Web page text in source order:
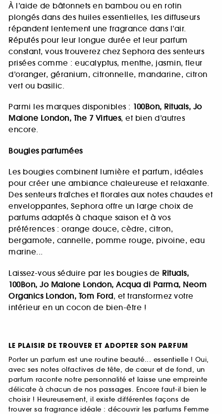
À l’aide de bâtonnets en bambou ou en rotin
plongés dans des huiles essentielles, les diffuseurs
répandent lentement une fragrance dans l’air.
Réputés pour leur longue durée et leur parfum
constant, vous trouverez chez Sephora des senteurs
prisées comme : eucalyptus, menthe, jasmin, fleur
d’oranger, géranium, citronnelle, mandarine, citron
vert ou basilic.
Parmi les marques disponibles : 100Bon, Rituals, Jo
Malone London, The 7 Virtues, et bien d’autres
encore.
Bougies parfumées
Les bougies combinent lumière et parfum, idéales
pour créer une ambiance chaleureuse et relaxante.
Des senteurs fraîches et florales aux notes chaudes et
enveloppantes, Sephora offre un large choix de
parfums adaptés à chaque saison et à vos
préférences : orange douce, cèdre, citron,
bergamote, cannelle, pomme rouge, pivoine, eau
marine...
Laissez-vous séduire par les bougies de Rituals,
100Bon, Jo Malone London, Acqua di Parma, Neom
Organics London, Tom Ford, et transformez votre
intérieur en un cocon de bien-être !
LE PLAISIR DE TROUVER ET ADOPTER SON PARFUM
Porter un parfum est une routine beauté... essentielle ! Oui,
avec ses notes olfactives de tête, de cœur et de fond, un
parfum raconte notre personnalité et laisse une empreinte
délicate à chacun de nos passages. Encore faut-il bien le
choisir ! Heureusement, il existe différentes façons de
trouver sa fragrance idéale : découvrir les parfums Femme